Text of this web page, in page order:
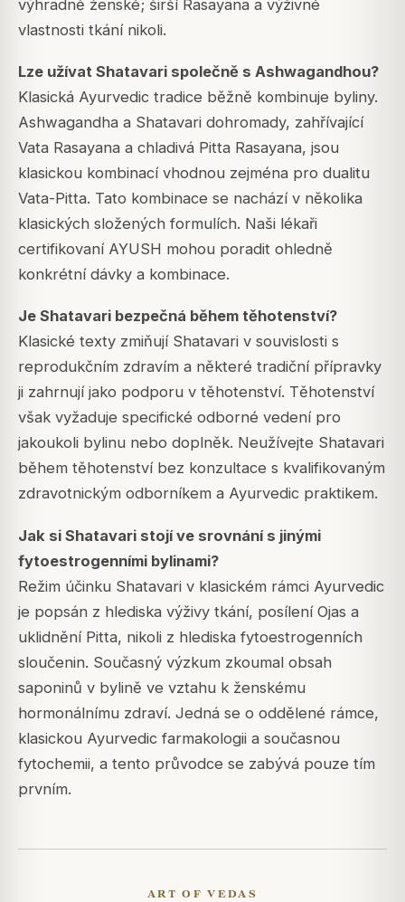
výhradně ženské; širší Rasayana a výživné
vlastnosti tkání nikoli.
Lze užívat Shatavari společně s Ashwagandhou?
Klasická Ayurvedic tradice běžně kombinuje byliny.
Ashwagandha a Shatavari dohromady, zahřívající
Vata Rasayana a chladivá Pitta Rasayana, jsou
klasickou kombinací vhodnou zejména pro dualitu
Vata-Pitta. Tato kombinace se nachází v několika
klasických složených formulích. Naši lékaři
certifikovaní AYUSH mohou poradit ohledně
konkrétní dávky a kombinace.
Je Shatavari bezpečná během těhotenství?
Klasické texty zmiňují Shatavari v souvislosti s
reprodukčním zdravím a některé tradiční přípravky
ji zahrnují jako podporu v těhotenství. Těhotenství
však vyžaduje specifické odborné vedení pro
jakoukoli bylinu nebo doplněk. Neužívejte Shatavari
během těhotenství bez konzultace s kvalifikovaným
zdravotnickým odborníkem a Ayurvedic praktikem.
Jak si Shatavari stojí ve srovnání s jinými
fytoestrogenními bylinami?
Režim účinku Shatavari v klasickém rámci Ayurvedic
je popsán z hlediska výživy tkání, posílení Ojas a
uklidnění Pitta, nikoli z hlediska fytoestrogenních
sloučenin. Současný výzkum zkoumal obsah
saponinů v bylině ve vztahu k ženskému
hormonálnímu zdraví. Jedná se o oddělené rámce,
klasickou Ayurvedic farmakologii a současnou
fytochemii, a tento průvodce se zabývá pouze tím
prvním.
ART OF VEDAS